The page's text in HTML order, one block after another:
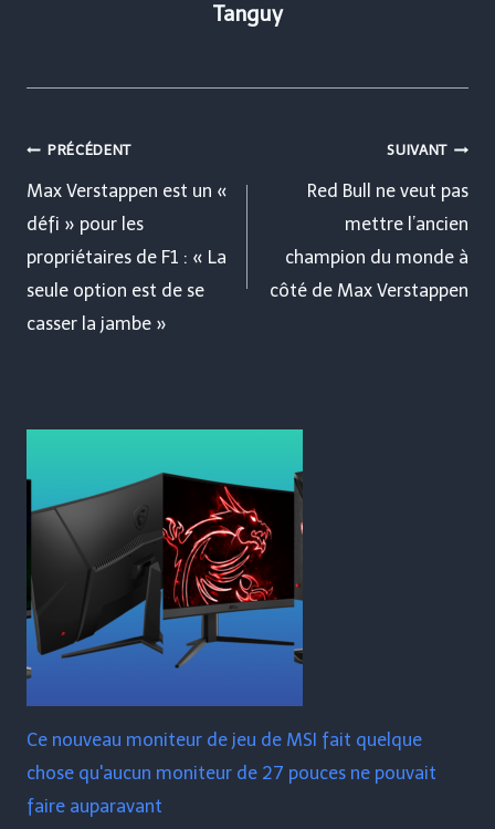
Tanguy
Navigation
de
l’article
PRÉCÉDENT
Max Verstappen est un «
défi » pour les
propriétaires de F1 : « La
seule option est de se
casser la jambe »
SUIVANT
Red Bull ne veut pas
mettre l’ancien
champion du monde à
côté de Max Verstappen
Ce nouveau moniteur de jeu de MSI fait quelque
chose qu'aucun moniteur de 27 pouces ne pouvait
faire auparavant